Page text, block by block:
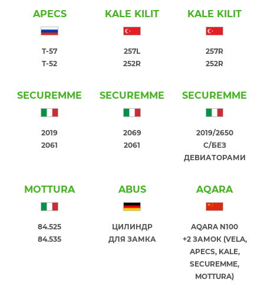
APECS
T-57
T-52
KALE KILIT
257L
252R
KALE KILIT
257R
252R
SECUREMME
2019
2061
SECUREMME
2069
2061
SECUREMME
2019/2650
С/БЕЗ
ДЕВИАТОРАМИ
MOTTURA
84.525
84.535
ABUS
ЦИЛИНДР
ДЛЯ ЗАМКА
AQARA
AQARA N100
+2 ЗАМОК (VELA,
APECS, KALE,
SECUREMME,
MOTTURA)